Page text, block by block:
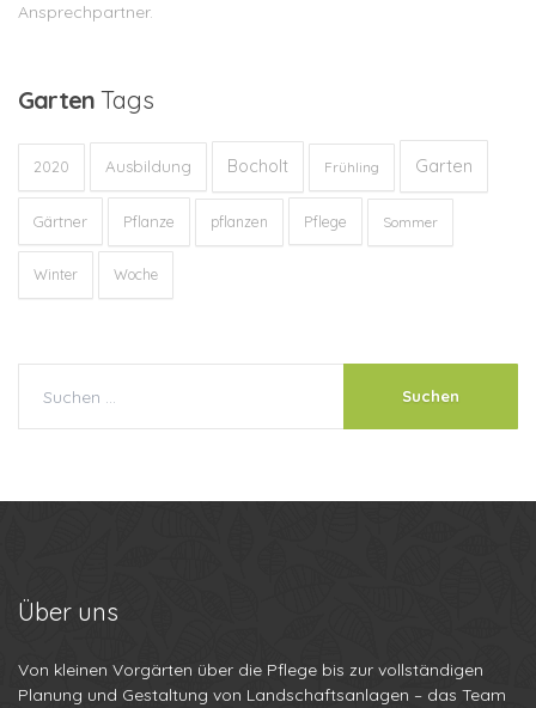
Ansprechpartner.
Garten Tags
2020 Ausbildung Bocholt Frühling Garten
Gärtner Pflanze pflanzen Pflege Sommer
Winter Woche
Über uns
Von kleinen Vorgärten über die Pflege bis zur vollständigen
Planung und Gestaltung von Landschaftsanlagen – das Team